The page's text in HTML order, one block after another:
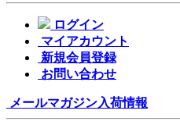
ログイン
マイアカウント
新規会員登録
お問い合わせ
メールマガジン入荷情報